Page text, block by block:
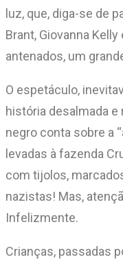
luz, que, diga-se de
Brant, Giovanna
antenados, um
O espetáculo,
história desalmada e
negro conta sobre a
levadas à fazenda
com tijolos,
nazistas! Mas,
Infelizmente.
Crianças, passadas